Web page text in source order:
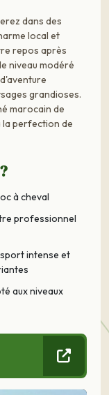
dans des
local et
repos après
niveau modéré
grandioses.
marocain de
la perfection de
à cheval
professionnel
intense et
aux niveaux